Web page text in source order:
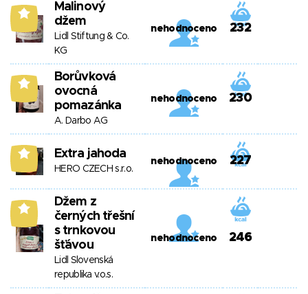
9
Malinový
džem
Lidl Stiftung & Co.
KG
nehodnoceno 232
9
Borůvková
ovocná
pomazánka
A. Darbo AG
nehodnoceno 230
9 Extra jahoda
HERO CZECH s.r.o.
nehodnoceno 227
9
Džem z
černých třešní
s trnkovou
šťávou
Lidl Slovenská
republika v.o.s.
nehodnoceno 246